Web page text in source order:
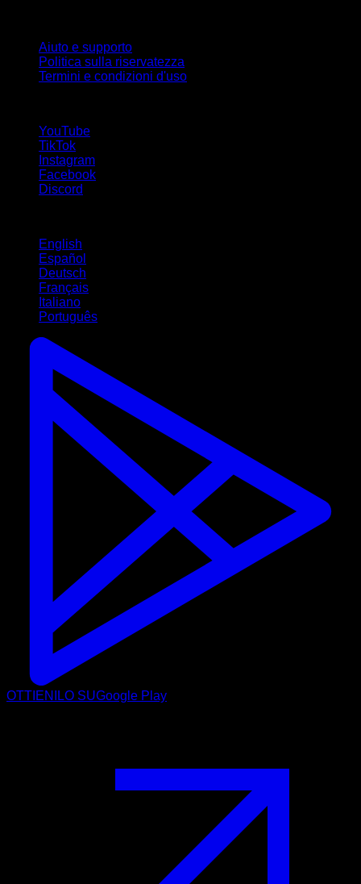
Aiuto e supporto
Politica sulla riservatezza
Termini e condizioni d'uso
YouTube
TikTok
Instagram
Facebook
Discord
English
Español
Deutsch
Français
Italiano
Português
OTTIENILO SUGoogle Play